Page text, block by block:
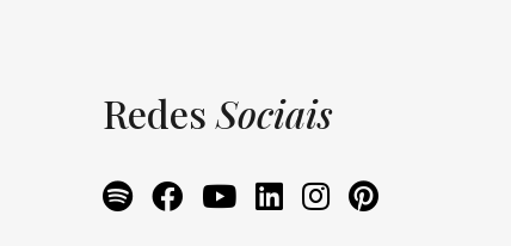
RedesSociais